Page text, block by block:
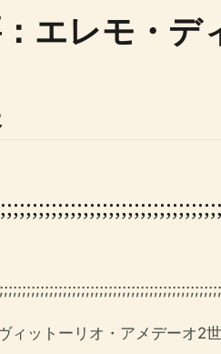
エレモ・デ
ィットーリオ・アメデーオ2